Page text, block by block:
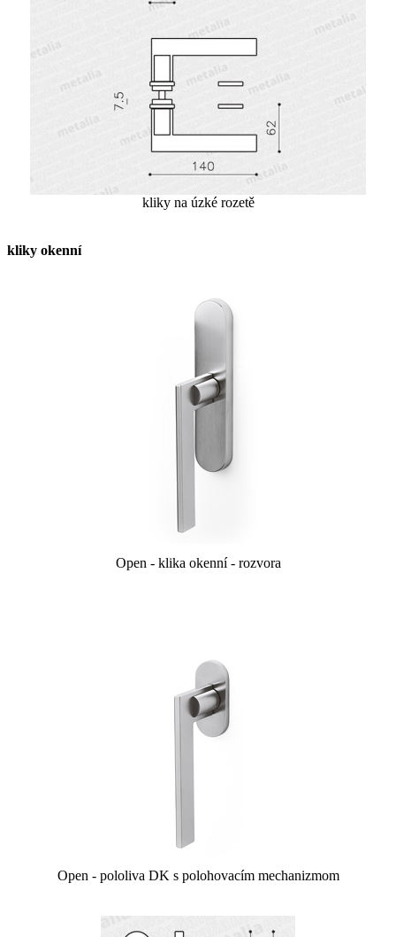
kliky na úzké rozetě
kliky okenní
Open - klika okenní - rozvora
Open - pololiva DK s polohovacím mechanizmom